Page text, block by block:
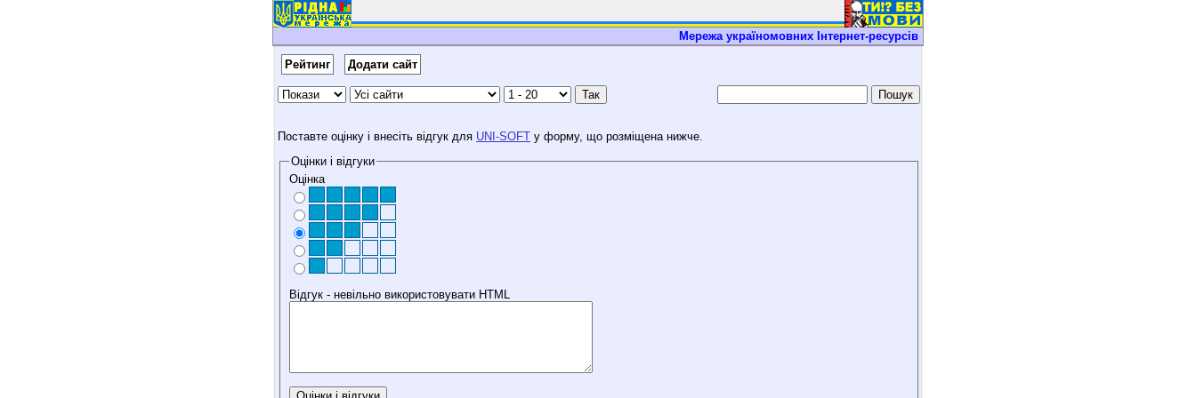
Мережа україномовних Iнтернет-ресурсiв
Рейтинг Додати сайт
Поставте оцінку і внесіть відгук для UNI-SOFT у форму, що розміщена нижче.
Оцінки і відгуки
Оцінка
Відгук - невільно використовувати HTML